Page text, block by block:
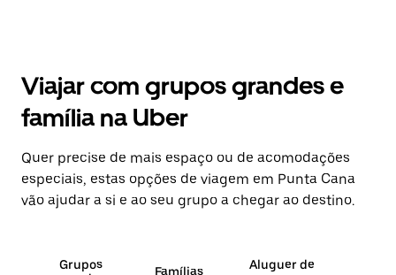
Viajar com grupos grandes e
família na Uber
Quer precise de mais espaço ou de acomodações
especiais, estas opções de viagem em Punta Cana
vão ajudar a si e ao seu grupo a chegar ao destino.
Grupos
Famílias
Aluguer de